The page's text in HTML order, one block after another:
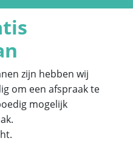
zijn hebben wij
om een afspraak te
mogelijk